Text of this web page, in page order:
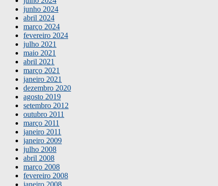
junho 2024
abril 2024
março 2024
fevereiro 2024
julho 2021
maio 2021
abril 2021
março 2021
janeiro 2021
dezembro 2020
agosto 2019
setembro 2012
outubro 2011
março 2011
janeiro 2011
janeiro 2009
julho 2008
abril 2008
março 2008
fevereiro 2008
janeiro 2008